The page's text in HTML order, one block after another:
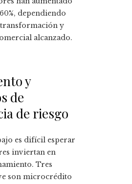
dependiendo
y
alcanzado.
y
de
de riesgo
es difícil esperar
inviertan en
Tres
son microcrédito